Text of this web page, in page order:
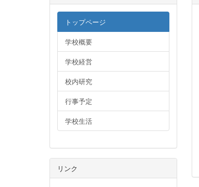
トップページ
学校概要
学校経営
校内研究
行事予定
学校生活
リンク